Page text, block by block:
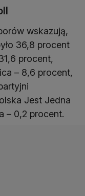
wskazują,
36,8 procent
procent,
– 8,6 procent,
Jest Jedna
– 0,2 procent.